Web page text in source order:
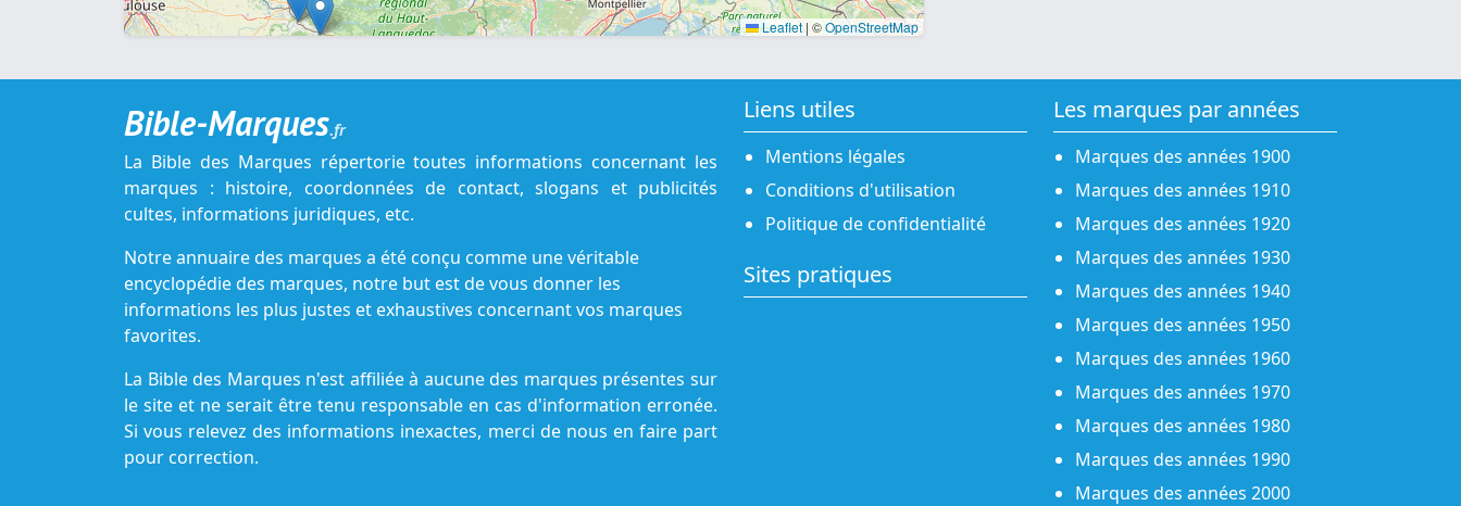
Leaflet | ©OpenStreetMap
Bible-Marques.fr
La Bible des Marques répertorie toutes informations concernant les
marques : histoire, coordonnées de contact, slogans et publicités
cultes, informations juridiques, etc.
Notre annuaire des marques a été conçu comme une véritable
encyclopédie des marques, notre but est de vous donner les
informations les plus justes et exhaustives concernant vos marques
favorites.
La Bible des Marques n'est affiliée à aucune des marques présentes sur
le site et ne serait être tenu responsable en cas d'information erronée.
Si vous relevez des informations inexactes, merci de nous en faire part
pour correction.
Liens utiles
Mentions légales
Conditions d'utilisation
Politique de confidentialité
Sites pratiques
Les marques par années
Marques des années 1900
Marques des années 1910
Marques des années 1920
Marques des années 1930
Marques des années 1940
Marques des années 1950
Marques des années 1960
Marques des années 1970
Marques des années 1980
Marques des années 1990
Marques des années 2000